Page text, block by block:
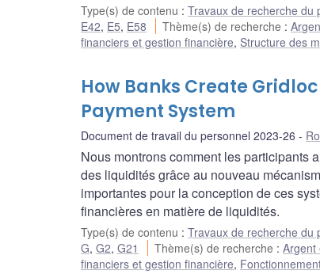
Type(s) de contenu : Travaux de recherche du
E42, E5, E58 Thème(s) de recherche :
financiers et gestion financière, Structure des
How Banks Create
Payment System
Document de travail du personnel 2023-26
Nous montrons comment les participants
des liquidités grâce au nouveau
importantes pour la conception de ces
financières en matière de liquidités.
Type(s) de contenu : Travaux de recherche du
G, G2, G21 Thème(s) de recherche :Argent
financiers et gestion financière,